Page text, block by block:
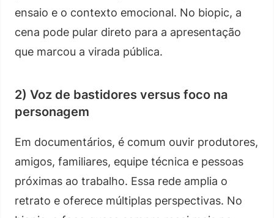
ensaio e o contexto emocional. No biopic, a
cena pode pular direto para a apresentação
que marcou a virada pública.
2) Voz de bastidores versus foco na
personagem
Em documentários, é comum ouvir produtores,
amigos, familiares, equipe técnica e pessoas
próximas ao trabalho. Essa rede amplia o
retrato e oferece múltiplas perspectivas. No